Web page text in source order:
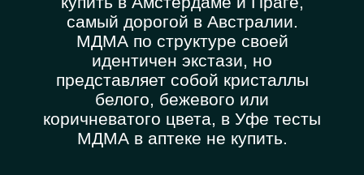
самый дорогой в Австралии.
МДМА по структуре своей
идентичен экстази, но
представляет собой кристаллы
белого, бежевого или
коричневатого цвета, в Уфе тесты
МДМА в аптеке не купить.